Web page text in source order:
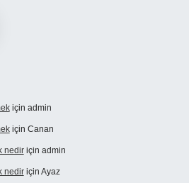
için admin
için Canan
nediriçin admin
nediriçin Ayaz